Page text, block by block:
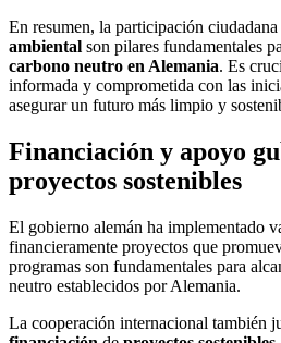
En resumen, la participación
ambiental son pilares fundamentales
carbono neutro en Alemania. Es
informada y comprometida con las
asegurar un futuro más limpio y
Financiación y apoyo
proyectos sostenibles
El gobierno alemán ha implementado
financieramente proyectos que
programas son fundamentales para
neutro establecidos por Alemania.
La cooperación internacional también